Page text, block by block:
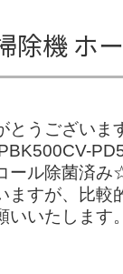
除機 ホ
とうございま
ル除菌済み
ますが、比較
いいたします